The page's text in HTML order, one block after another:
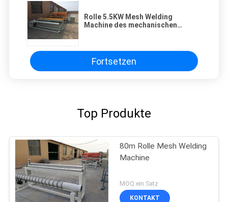
Rolle 5.5KW Mesh Welding
Machine des mechanischen
Fortsetzen
Top Produkte
80m Rolle Mesh Welding
Machine
MOQ:ein Satz
KONTAKT